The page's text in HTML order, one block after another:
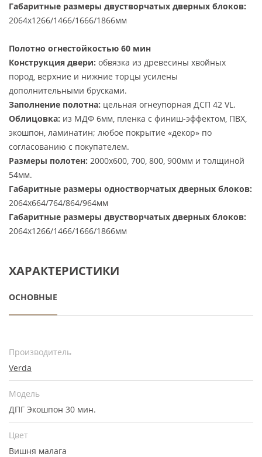
Габаритные размеры двустворчатых дверных блоков:
2064х1266/1466/1666/1866мм
Полотно огнестойкостью 60 мин
Конструкция двери: обвязка из древесины хвойных
пород, верхние и нижние торцы усилены
дополнительными брусками.
Заполнение полотна: цельная огнеупорная ДСП 42 VL.
Облицовка: из МДФ 6мм, пленка с финиш-эффектом, ПВХ,
экошпон, ламинатин; любое покрытие «декор» по
согласованию с покупателем.
Размеры полотен: 2000х600, 700, 800, 900мм и толщиной
54мм.
Габаритные размеры одностворчатых дверных блоков:
2064х664/764/864/964мм
Габаритные размеры двустворчатых дверных блоков:
2064х1266/1466/1666/1866мм
ХАРАКТЕРИСТИКИ
ОСНОВНЫЕ
Производитель
Verda
Модель
ДПГ Экошпон 30 мин.
Цвет
Вишня малага